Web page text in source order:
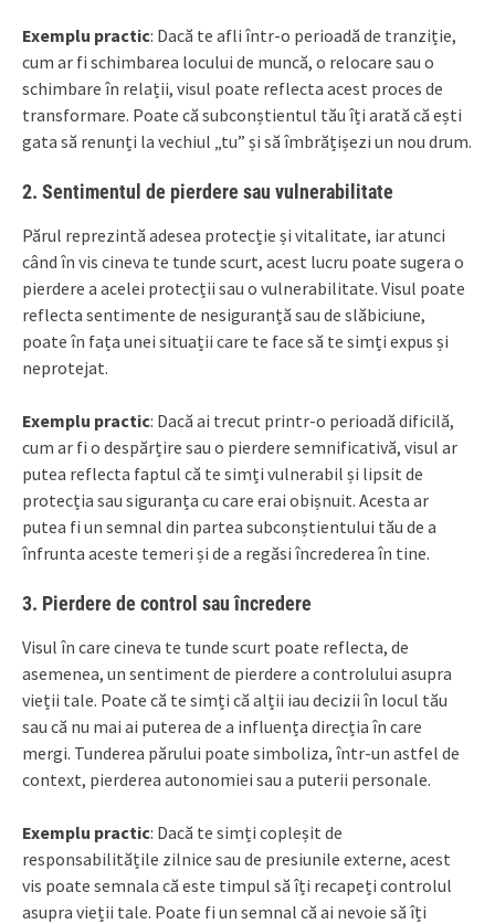
Exemplu practic: Dacă te afli într-o perioadă de tranziție,
cum ar fi schimbarea locului de muncă, o relocare sau o
schimbare în relații, visul poate reflecta acest proces de
transformare. Poate că subconștientul tău îți arată că ești
gata să renunți la vechiul „tu” și să îmbrățișezi un nou drum.
2. Sentimentul de pierdere sau vulnerabilitate
Părul reprezintă adesea protecție și vitalitate, iar atunci
când în vis cineva te tunde scurt, acest lucru poate sugera o
pierdere a acelei protecții sau o vulnerabilitate. Visul poate
reflecta sentimente de nesiguranță sau de slăbiciune,
poate în fața unei situații care te face să te simți expus și
neprotejat.
Exemplu practic: Dacă ai trecut printr-o perioadă dificilă,
cum ar fi o despărțire sau o pierdere semnificativă, visul ar
putea reflecta faptul că te simți vulnerabil și lipsit de
protecția sau siguranța cu care erai obișnuit. Acesta ar
putea fi un semnal din partea subconștientului tău de a
înfrunta aceste temeri și de a regăsi încrederea în tine.
3. Pierdere de control sau încredere
Visul în care cineva te tunde scurt poate reflecta, de
asemenea, un sentiment de pierdere a controlului asupra
vieții tale. Poate că te simți că alții iau decizii în locul tău
sau că nu mai ai puterea de a influența direcția în care
mergi. Tunderea părului poate simboliza, într-un astfel de
context, pierderea autonomiei sau a puterii personale.
Exemplu practic: Dacă te simți copleșit de
responsabilitățile zilnice sau de presiunile externe, acest
vis poate semnala că este timpul să îți recapeți controlul
asupra vieții tale. Poate fi un semnal că ai nevoie să îți